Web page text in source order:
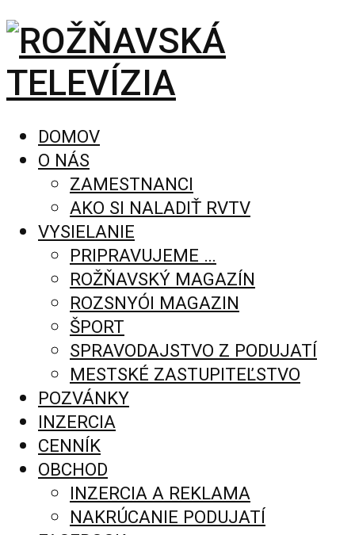
DOMOV
O NÁS
ZAMESTNANCI
AKO SI NALADIŤ RVTV
VYSIELANIE
PRIPRAVUJEME …
ROŽŇAVSKÝ MAGAZÍN
ROZSNYÓI MAGAZIN
ŠPORT
SPRAVODAJSTVO Z PODUJATÍ
MESTSKÉ ZASTUPITEĽSTVO
POZVÁNKY
INZERCIA
CENNÍK
OBCHOD
INZERCIA A REKLAMA
NAKRÚCANIE PODUJATÍ